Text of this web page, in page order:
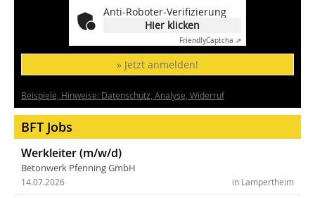
Anti-Roboter-Verifizierung
Hier klicken
FriendlyCaptcha ⇗
» Jetzt anmelden!
Beispiele, Hinweise: Datenschutz, Analyse, Widerruf
BFT Jobs
Werkleiter (m/w/d)
Betonwerk Pfenning GmbH
in Lampertheim
14.07.2026